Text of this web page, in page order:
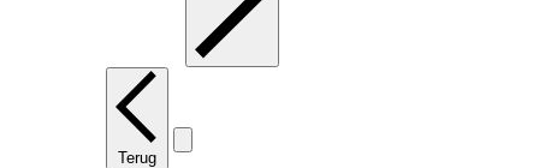
Terug